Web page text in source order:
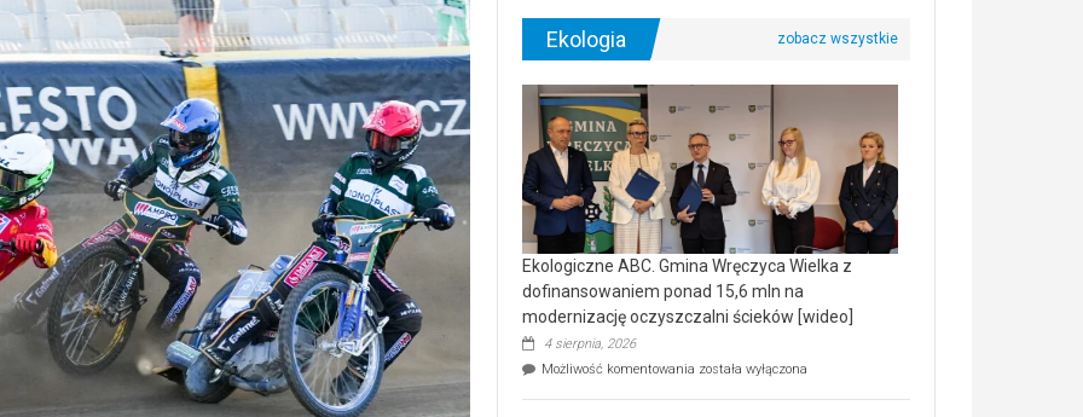
Ekologia
Ekologiczne ABC. Gmina Wręczyca Wielka z
dofinansowaniem ponad 15,6 mln na
modernizację oczyszczalni ścieków [wideo]
4 sierpnia, 2026
Możliwość komentowania Ekologiczne
została wyłączona